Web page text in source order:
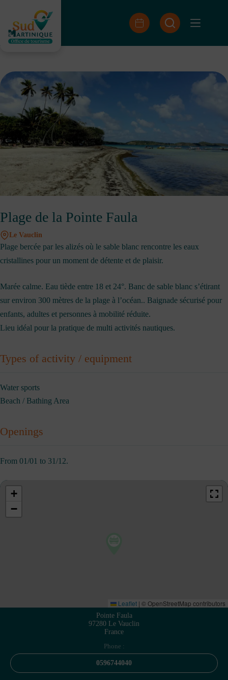
content
Plage de la Pointe Faula
Le Vauclin
Plage bercée par les alizés où le sable blanc rencontre les eaux
cristallines pour un moment de détente et de plaisir.
Marée calme. Eau tiède entre 18 et 24°. Banc de sable blanc s’étirant
sur environ 300 mètres de la plage à l’océan.. Baignade sécurisé pour
enfants, adultes et personnes à mobilité réduite.
Lieu idéal pour la pratique de multi activités nautiques.
Types of activity / equipment
Water sports
Beach / Bathing Area
Openings
From 01/01 to 31/12.
+
−
Leaflet | © OpenStreetMap contributors
Pointe Faula
97280 Le Vauclin
France
Phone :
0596744040